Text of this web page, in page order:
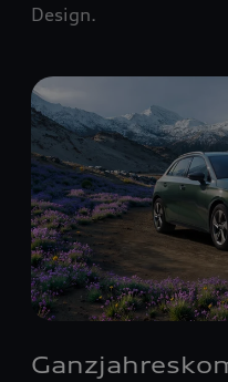
Design.